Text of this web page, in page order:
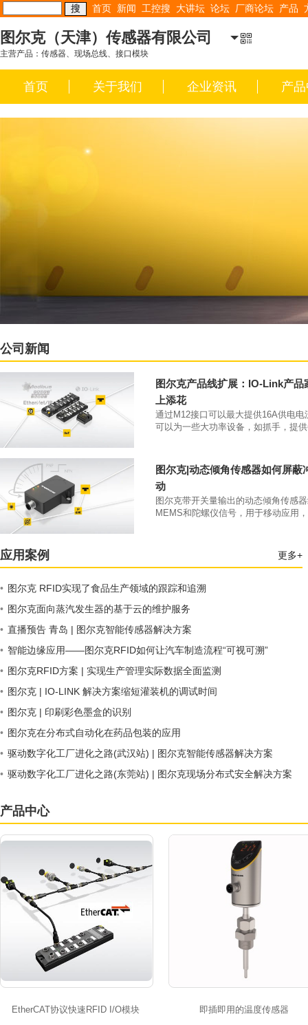
首页 新闻 工控搜 大讲坛 论坛 厂商论坛 产品
图尔克（天津）传感器有限公司
主营产品：传感器、现场总线、接口模块
首页 关于我们 企业资讯 产
公司新闻
图尔克产品线扩展：IO-Link产品
上添花
通过M12接口可以最大提供16A供电电
可以为一些大功率设备，如抓手，提
本体上。
图尔克|动态倾角传感器如何屏蔽
动
图尔克带开关量输出的动态倾角传感
MEMS和陀螺仪信号，用于移动应用
应用案例 更多+
• 图尔克 RFID实现了食品生产领域的跟踪和追溯
• 图尔克面向蒸汽发生器的基于云的维护服务
• 直播预告 青岛 | 图尔克智能传感器解决方案
• 智能边缘应用——图尔克RFID如何让汽车制造流程“可视可溯”
• 图尔克RFID方案 | 实现生产管理实际数据全面监测
• 图尔克 | IO-LINK 解决方案缩短灌装机的调试时间
• 图尔克 | 印刷彩色墨盒的识别
• 图尔克在分布式自动化在药品包装的应用
• 驱动数字化工厂进化之路(武汉站) | 图尔克智能传感器解决方案
• 驱动数字化工厂进化之路(东莞站) | 图尔克现场分布式安全解决方案
产品中心
EtherCAT协议快速RFID I/O模块 即插即用的温度传感器